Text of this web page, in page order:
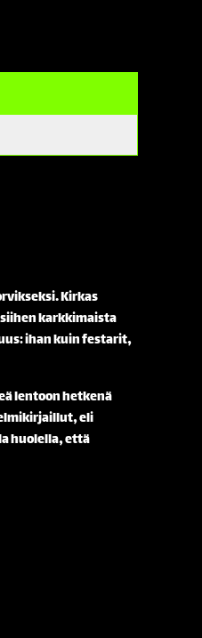
Kirkas
karkkimaista
ihan kuin festarit,
lentoon hetkenä
eli
huolella, että